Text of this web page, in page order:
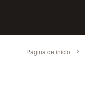
Página de inicio